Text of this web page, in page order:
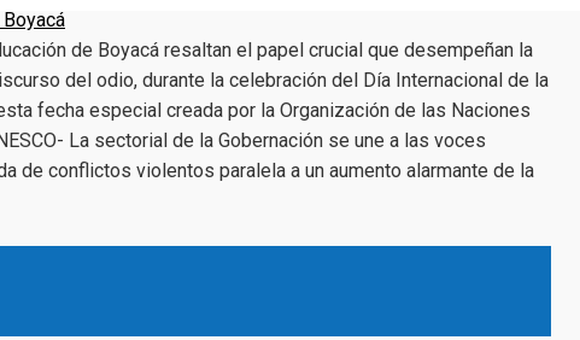
de Boyacá resaltan el papel crucial que desempeñan la
del odio, durante la celebración del Día Internacional de la
fecha especial creada por la Organización de las Naciones
La sectorial de la Gobernación se une a las voces
de conflictos violentos paralela a un aumento alarmante de la